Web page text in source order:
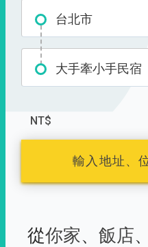
台北市
大手牽小手民宿
NT$
輸入地址、
從你家、 飯店、